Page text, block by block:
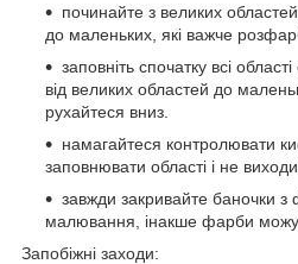
починайте з великих
до маленьких, які важче
заповніть спочатку всі
від великих областей до
рухайтеся вниз.
намагайтеся контролювати
заповнювати області і не
завжди закривайте баночки з
малювання, інакше фарби
Запобіжні заходи: